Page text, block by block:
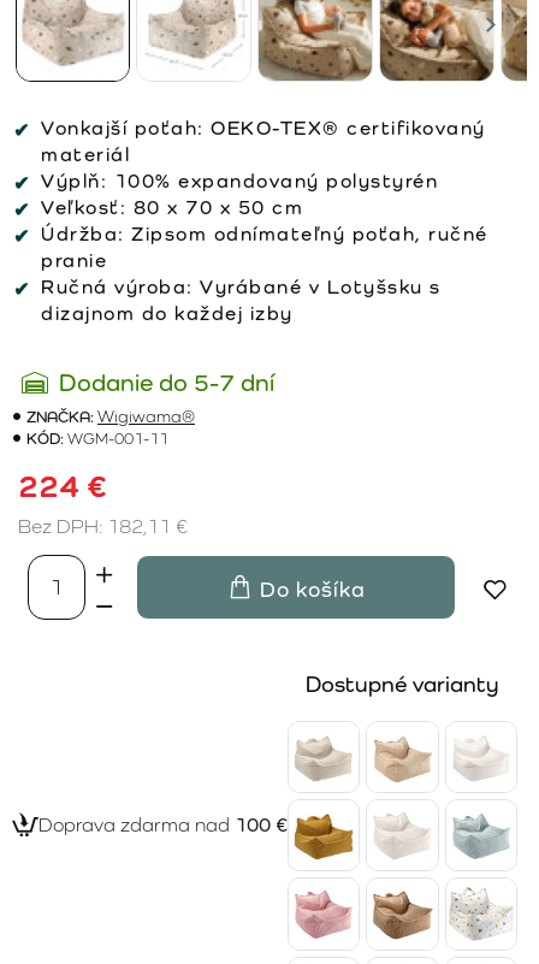
Vonkajší poťah: OEKO-TEX® certifikovaný
materiál
Výplň: 100% expandovaný polystyrén
Veľkosť: 80 x 70 x 50 cm
Údržba: Zipsom odnímateľný poťah, ručné
pranie
Ručná výroba: Vyrábané v Lotyšsku s
dizajnom do každej izby
Dodanie do 5-7 dní
ZNAČKA:Wigiwama®
KÓD:WGM-001-11
224 €
Bez DPH: 182,11 €
Do košíka
Doprava zdarma nad 100 €
Dostupné varianty